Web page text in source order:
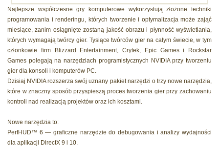
Najlepsze współczesne gry komputerowe wykorzystują złożone techniki
programowania i renderingu, których tworzenie i optymalizacja może zająć
miesiące, zanim osiągnięte zostaną jakość obrazu i płynność wyświetlania,
których wymagają twórcy gier. Tysiące twórców gier na całym świecie, w tym
członkowie firm Blizzard Entertainment, Crytek, Epic Games i Rockstar
Games polegają na narzędziach programistycznych NVIDIA przy tworzeniu
gier dla konsoli i komputerów PC.
Dzisiaj NVIDIA rozszerza swój uznany pakiet narzędzi o trzy nowe narzędzia,
które w znaczny sposób przyspieszą proces tworzenia gier przy zachowaniu
kontroli nad realizacją projektów oraz ich kosztami.
Nowe narzędzia to:
PerfHUD™ 6 — graficzne narzędzie do debugowania i analizy wydajności
dla aplikacji DirectX 9 i 10.